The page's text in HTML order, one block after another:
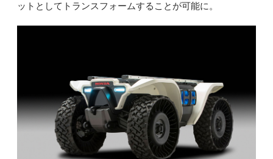
ットとしてトランスフォームすることが可能に。